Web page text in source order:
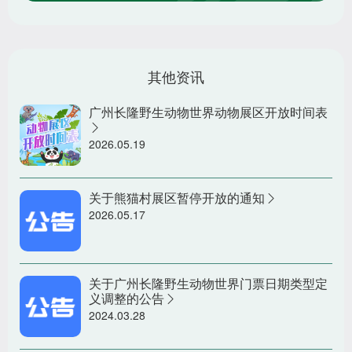
其他资讯
广州长隆野生动物世界动物展区开放时间表
2026.05.19
关于熊猫村展区暂停开放的通知
2026.05.17
关于广州长隆野生动物世界门票日期类型定
义调整的公告
2024.03.28